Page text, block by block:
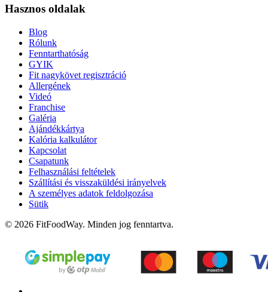
Hasznos oldalak
Blog
Rólunk
Fenntarthatóság
GYIK
Fit nagykövet regisztráció
Allergének
Videó
Franchise
Galéria
Ajándékkártya
Kalória kalkulátor
Kapcsolat
Csapatunk
Felhasználási feltételek
Szállítási és visszaküldési irányelvek
A személyes adatok feldolgozása
Sütik
© 2026 FitFoodWay. Minden jog fenntartva.